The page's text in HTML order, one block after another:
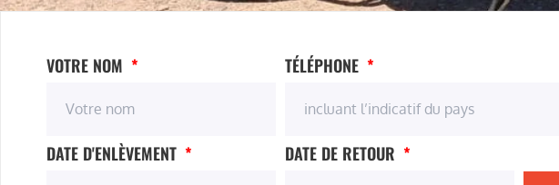
VOTRE NOM TÉLÉPHONE
DATE D'ENLÈVEMENT
DATE DE RETOUR